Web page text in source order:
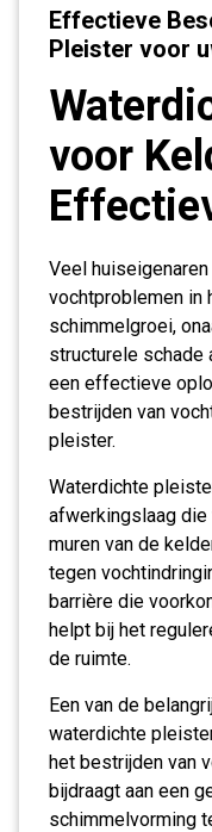
Effectieve
Pleister voor
voor
Veel
vochtproblemen in
schimmelgroei,
structurele schade
een effectieve
bestrijden van
pleister.
Waterdichte
afwerkingslaag die
muren van de
tegen
barrière die
helpt bij het
de ruimte.
Een van de
waterdichte
het bestrijden van
bijdraagt aan een
schimmelvorming